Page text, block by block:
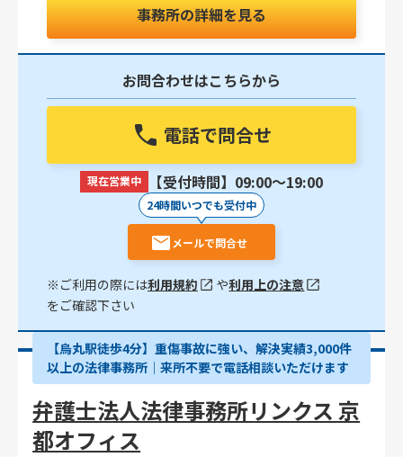
事務所の詳細を見る
お問合わせはこちらから
電話で問合せ
現在営業中 【受付時間】09:00〜19:00
24時間いつでも受付中
メールで問合せ
※ご利用の際には利用規約 や利用上の注意
をご確認下さい
【烏丸駅徒歩4分】重傷事故に強い、解決実績3,000件
以上の法律事務所│来所不要で電話相談いただけます
弁護士法人法律事務所リンクス 京
都オフィス